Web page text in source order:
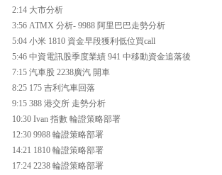
2:14 大市分析
3:56 ATMX 分析- 9988 阿里巴巴走勢分析
5:04 小米 1810 資金早段獲利低位買call
5:46 中資電訊股季度業績 941 中移動資金追落後
7:15 汽車股 2238廣汽 開車
8:25 175 吉利汽車回落
9:15 388 港交所 走勢分析
10:30 Ivan 指數 輪證策略部署
12:30 9988 輪證策略部署
14:21 1810 輪證策略部署
17:24 2238 輪證策略部署